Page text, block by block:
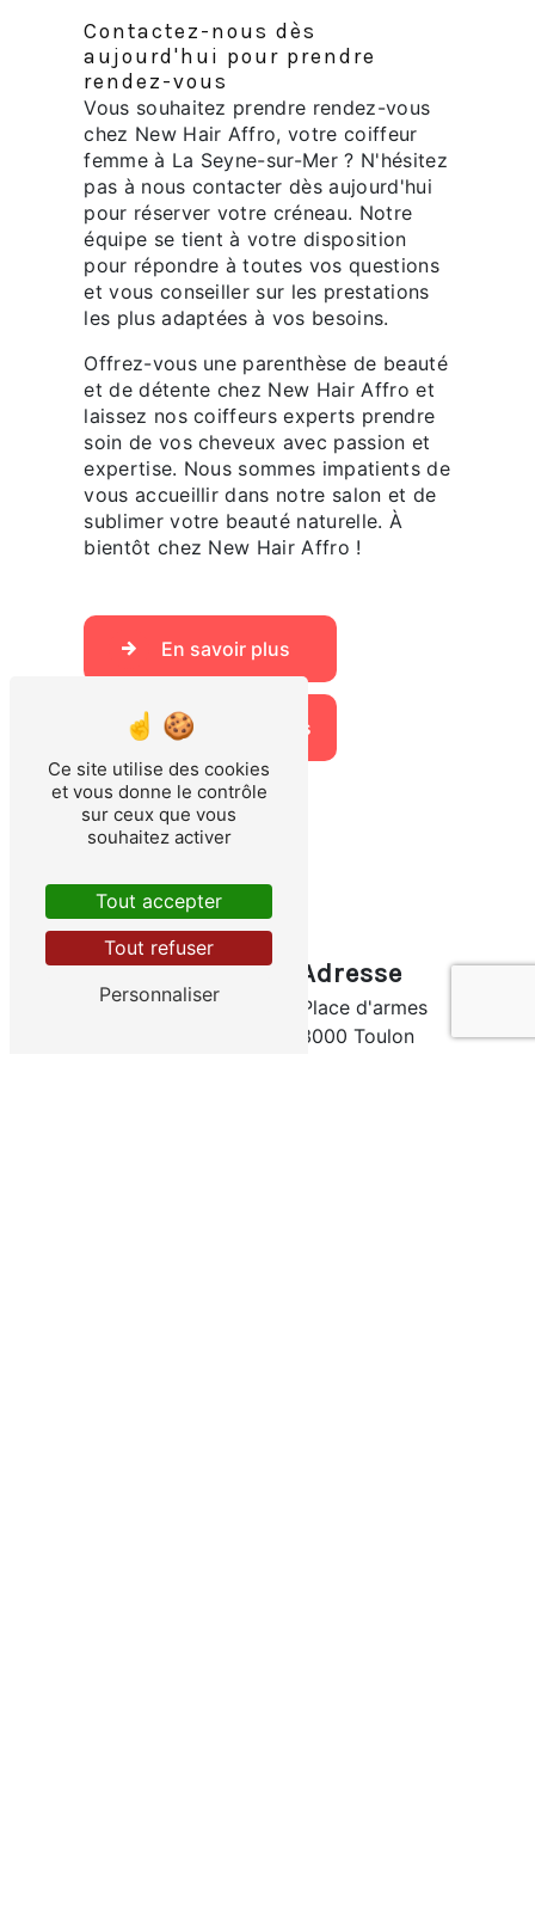
Contactez-nous dès
aujourd'hui pour prendre
rendez-vous
Vous souhaitez prendre rendez-vous
chez New Hair Affro, votre coiffeur
femme à La Seyne-sur-Mer ? N'hésitez
pas à nous contacter dès aujourd'hui
pour réserver votre créneau. Notre
équipe se tient à votre disposition
pour répondre à toutes vos questions
et vous conseiller sur les prestations
les plus adaptées à vos besoins.
Offrez-vous une parenthèse de beauté
et de détente chez New Hair Affro et
laissez nos coiffeurs experts prendre
soin de vos cheveux avec passion et
expertise. Nous sommes impatients de
vous accueillir dans notre salon et de
sublimer votre beauté naturelle. À
bientôt chez New Hair Affro !
En savoir plus
Contactez-nous
Adresse
10 Place d'armes
83000 Toulon
Ce site utilise des cookies
et vous donne le contrôle
sur ceux que vous
souhaitez activer
Tout accepter
Tout refuser
Personnaliser